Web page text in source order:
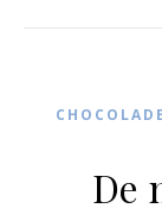
CHOCOLADE
De